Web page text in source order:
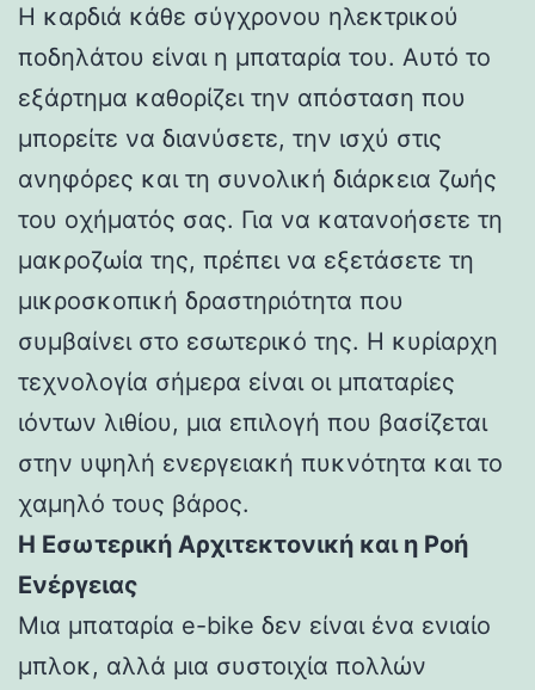
Η καρδιά κάθε σύγχρονου ηλεκτρικού
ποδηλάτου είναι η μπαταρία του. Αυτό το
εξάρτημα καθορίζει την απόσταση που
μπορείτε να διανύσετε, την ισχύ στις
ανηφόρες και τη συνολική διάρκεια ζωής
του οχήματός σας. Για να κατανοήσετε τη
μακροζωία της, πρέπει να εξετάσετε τη
μικροσκοπική δραστηριότητα που
συμβαίνει στο εσωτερικό της. Η κυρίαρχη
τεχνολογία σήμερα είναι οι μπαταρίες
ιόντων λιθίου, μια επιλογή που βασίζεται
στην υψηλή ενεργειακή πυκνότητα και το
χαμηλό τους βάρος.
Η Εσωτερική Αρχιτεκτονική και η Ροή
Ενέργειας
Μια μπαταρία e-bike δεν είναι ένα ενιαίο
μπλοκ, αλλά μια συστοιχία πολλών